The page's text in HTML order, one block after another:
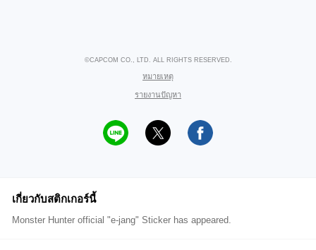
©CAPCOM CO., LTD. ALL RIGHTS RESERVED.
หมายเหตุ
รายงานปัญหา
เกี่ยวกับสติกเกอร์นี้
Monster Hunter official "e-jang" Sticker has appeared.